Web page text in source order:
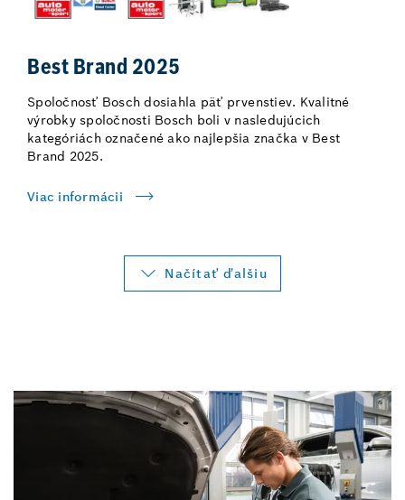
Best Brand 2025
Spoločnosť Bosch dosiahla päť prvenstiev. Kvalitné
výrobky spoločnosti Bosch boli v nasledujúcich
kategóriách označené ako najlepšia značka v Best
Brand 2025.
Viac informácii
Načítať ďalšiu